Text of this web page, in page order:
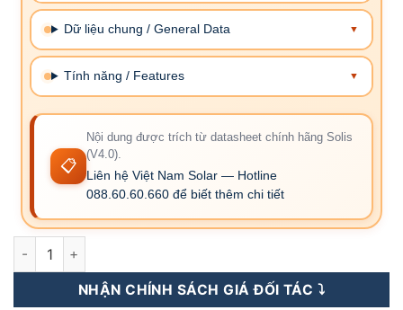
Dữ liệu chung / General Data
Tính năng / Features
📋
Nội dung được trích từ datasheet chính hãng Solis
(V4.0).
Liên hệ Việt Nam Solar — Hotline
088.60.60.660 để biết thêm chi tiết
S6-EH3P8K02-NV-YD-L - Inverter Hybrid Solis 8KW 3 Pha
NHẬN CHÍNH SÁCH GIÁ ĐỐI TÁC ⤵️